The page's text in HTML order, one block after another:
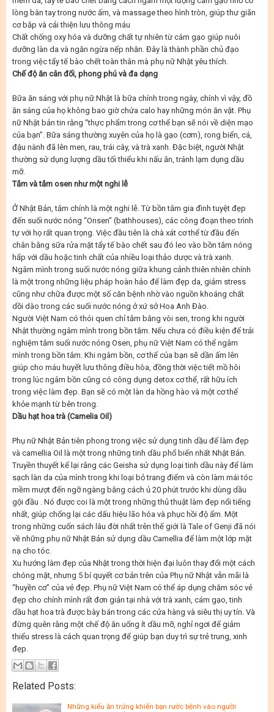
lòng bàn tay trong nước ấm, và massage theo hình tròn, giúp thư giãn
cơ bắp và cải thiện lưu thông máu
Chất chống oxy hóa và dưỡng chất tự nhiên từ cám gạo giúp nuôi
dưỡng làn da và ngăn ngừa nếp nhăn. Đây là thành phần chủ đạo
trong việc tẩy tế bào chết toàn thân mà phụ nữ Nhật yêu thích.
Chế độ ăn cân đối, phong phú và đa dạng
Bữa ăn sáng với phụ nữ Nhật là bữa chính trong ngày, chính vì vậy, đồ
ăn sáng của họ không bao giờ chứa calo hay những món ăn vặt. Phụ
nữ Nhật bản tin rằng “thực phẩm trong cơ thể bạn sẽ nói về diện mạo
của bạn”. Bữa sáng thường xuyên của họ là gạo (cơm), rong biển, cá,
đậu nành đã lên men, rau, trái cây, và trà xanh. Đặc biệt, người Nhật
thường sử dụng lượng dầu tối thiểu khi nấu ăn, tránh lạm dụng dầu
mỡ.
Tắm và tắm osen như một nghi lễ
Ở Nhật Bản, tắm chính là một nghi lễ. Từ bồn tắm gia đình tuyệt đẹp
đến suối nước nóng “Onsen” (bathhouses), các công đoạn theo trình
tự với họ rất quan trọng. Việc đầu tiên là chà xát cơ thể từ đầu đến
chân bằng sữa rửa mặt tẩy tế bào chết sau đó leo vào bồn tắm nóng
hấp với dầu hoặc tinh chất của nhiều loại thảo dược và trà xanh.
Ngâm mình trong suối nước nóng giữa khung cảnh thiên nhiên chính
là một trong những liệu pháp hoàn hảo để làm đẹp da, giảm stress
cũng như chữa được một số căn bệnh nhờ vào nguồn khoáng chất
dồi dào trong các suối nước nóng ở xứ sở Hoa Anh Đào.
Người Việt Nam có thói quen chỉ tắm bằng vòi sen, trong khi người
Nhật thường ngâm mình trong bồn tắm. Nếu chưa có điều kiện để trải
nghiệm tắm suối nước nóng Osen, phụ nữ Việt Nam có thể ngâm
mình trong bồn tắm. Khi ngâm bồn, cơ thể của bạn sẽ dần ấm lên
giúp cho máu huyết lưu thông điều hòa, đồng thời việc tiết mồ hôi
trong lúc ngâm bồn cũng có công dụng detox cơ thể, rất hữu ích
trong việc làm đẹp. Bạn sẽ có một làn da hồng hào và một cơ thể
khỏe mạnh từ bên trong.
Dầu hạt hoa trà (Camelia Oil)
Phụ nữ Nhật Bản tiên phong trong việc sử dụng tinh dầu để làm đẹp
và camellia Oil là một trong những tinh dầu phổ biến nhất Nhật Bản.
Truyền thuyết kể lại rằng các Geisha sử dụng loại tinh dầu này để làm
sạch làn da của mình trong khi loại bỏ trang điểm và còn làm mái tóc
mềm mượt đến ngỡ ngàng bằng cách ủ 20 phút trước khi dùng dầu
gội đầu . Nó được coi là một trong những thủ thuật làm đẹp nổi tiếng
nhất, giúp chống lại các dấu hiệu lão hóa và phục hồi độ ẩm. Một
trong những cuốn sách lâu đời nhất trên thế giới là Tale of Genji đã nói
về những phụ nữ Nhật Bản sử dụng dầu Camellia để làm một lớp mặt
nạ cho tóc.
Xu hướng làm đẹp của Nhật trong thời hiện đại luôn thay đổi một cách
chóng mặt, nhưng 5 bí quyết cơ bản trên của Phụ nữ Nhật vẫn mãi là
“huyền cơ” của vẻ đẹp. Phụ nữ Việt Nam có thể áp dụng chăm sóc vẻ
đẹp cho chính mình rất đơn giản tại nhà với trà xanh, cám gạo, tinh
dầu hạt hoa trà được bày bán trong các cửa hàng và siêu thị uy tín. Và
đừng quên rằng một chế độ ăn uống ít dầu mỡ, nghỉ ngơi để giảm
thiểu stress là cách quan trọng để giúp bạn duy trì sự trẻ trung, xinh
đẹp.
Related Posts:
Những kiểu ăn trứng khiến bạn rước bệnh vào người